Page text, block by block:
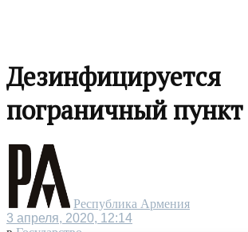
Дезинфицируется
пограничный пункт
Республика Армения
3 апреля, 2020, 12:14